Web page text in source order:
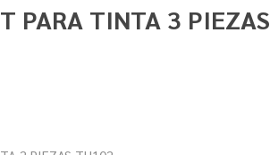
PARA TINTA 3